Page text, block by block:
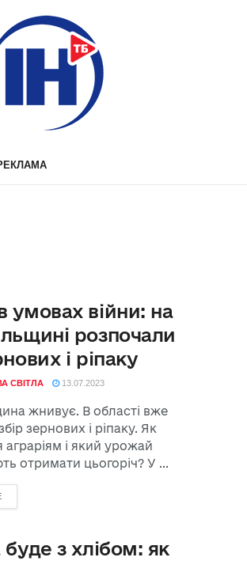
умовах війни: на
розпочали
і ріпаку
СВІТЛА 13.07.2023
жнивує. В області вже
зернових і ріпаку. Як
аграріям і який урожай
отримати цьогоріч? У ...
буде з хлібом: як